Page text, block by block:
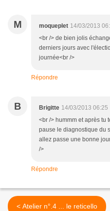
M moqueplet 14/03/2013
<br /> de bien jolis
derniers jours avec
journée<br />
Répondre
B Brigitte 14/03/2013 06:25
<br /> hummm et après tu
pause le diagnostique du
allez passe une bonne
/>
Répondre
< Atelier n°.4 ... le reticello